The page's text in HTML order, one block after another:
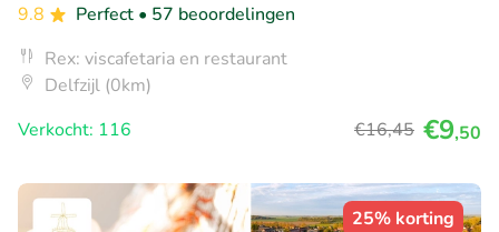
9.8
Perfect • 57 beoordelingen
Rex: viscafetaria en restaurant
Delfzijl (0km)
Verkocht: 116
€16,45 €9,50
25% korting